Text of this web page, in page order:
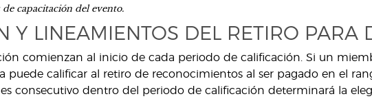
capacitación del evento.
Y LINEAMIENTOS DEL RETIRO PARA
comienzan al inicio de cada periodo de calificación. Si un
puede calificar al retiro de reconocimientos al ser pagado en el
consecutivo dentro del periodo de calificación determinará la